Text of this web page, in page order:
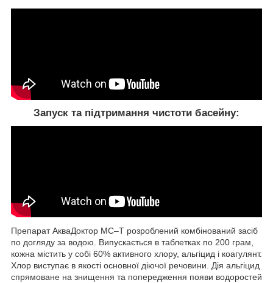
Запуск та підтримання чистоти басейну:
Препарат АкваДоктор МС–Т розроблений комбінований засіб
по догляду за водою. Випускається в таблетках по 200 грам,
кожна містить у собі 60% активного хлору, альгіцид і коагулянт.
Хлор виступає в якості основної діючої речовини. Дія альгіцид
спрямоване на знищення та попередження появи водоростей